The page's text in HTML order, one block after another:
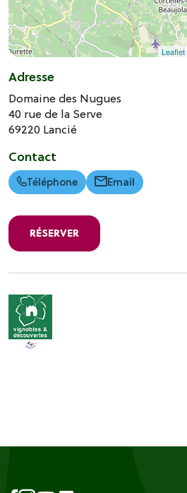
Leaflet
Adresse
Domaine des Nugues
40 rue de la Serve
69220 Lancié
Contact
Téléphone Email
RÉSERVER